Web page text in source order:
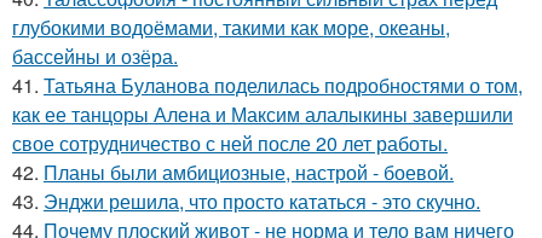
глубокими водоёмами, такими как море, океаны,
бассейны и озёра.
41. Татьяна Буланова поделилась подробностями о том,
как ее танцоры Алена и Максим алалыкины завершили
свое сотрудничество с ней после 20 лет работы.
42. Планы были амбициозные, настрой - боевой.
43. Энджи решила, что просто кататься - это скучно.
44. Почему плоский живот - не норма и тело вам ничего